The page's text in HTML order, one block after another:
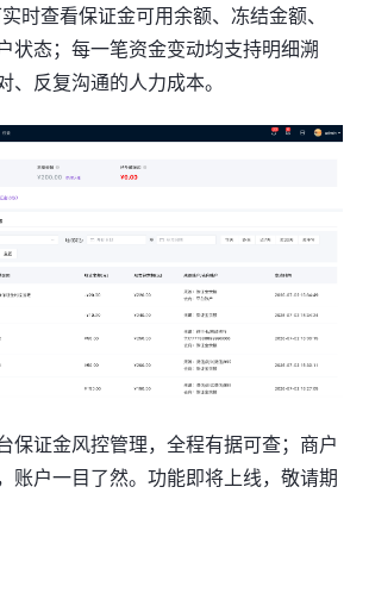
时查看保证金可用余额、冻结金额、
状态；每一笔资金变动均支持明细溯
、反复沟通的人力成本。
保证金风控管理，全程有据可查；商户
账户一目了然。功能即将上线，敬请期